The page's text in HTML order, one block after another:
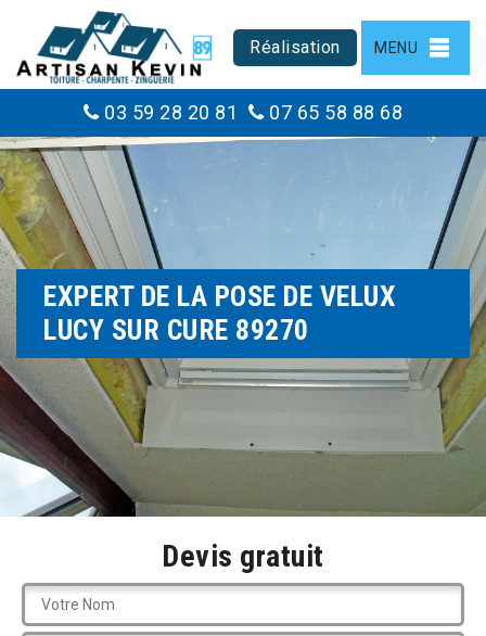
Réalisation MENU
03 59 28 20 81 07 65 58 88 68
EXPERT DE LA POSE DE VELUX
LUCY SUR CURE 89270
Devis gratuit